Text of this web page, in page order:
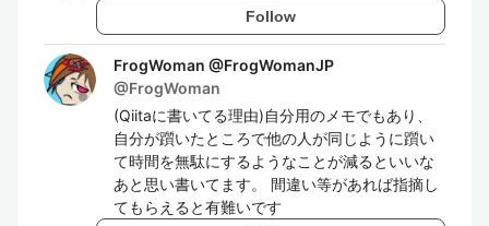
Follow
FrogWoman @FrogWomanJP
@FrogWoman
(Qiitaに書いてる理由)自分用のメモでもあり、
自分が躓いたところで他の人が同じように躓い
て時間を無駄にするようなことが減るといいな
あと思い書いてます。 間違い等があれば指摘し
てもらえると有難いです